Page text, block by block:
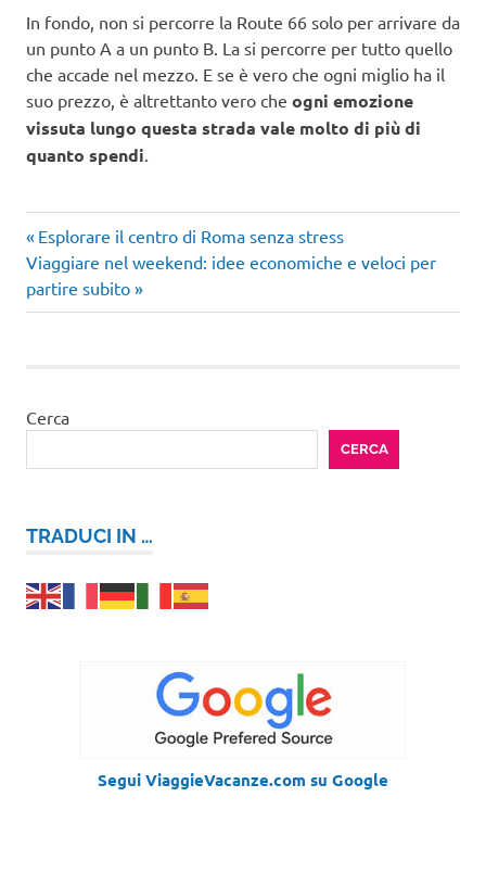
In fondo, non si percorre la Route 66 solo per arrivare da
un punto A a un punto B. La si percorre per tutto quello
che accade nel mezzo. E se è vero che ogni miglio ha il
suo prezzo, è altrettanto vero che ogni emozione
vissuta lungo questa strada vale molto di più di
quanto spendi
Navigazione
articoli
Articolo
precedente:
Esplorare il centro di Roma senza stress
Articolo
successivo:
Viaggiare nel weekend: idee economiche e veloci per
partire subito
Cerca
CERCA
TRADUCI IN …
Segui ViaggieVacanze.com su Google